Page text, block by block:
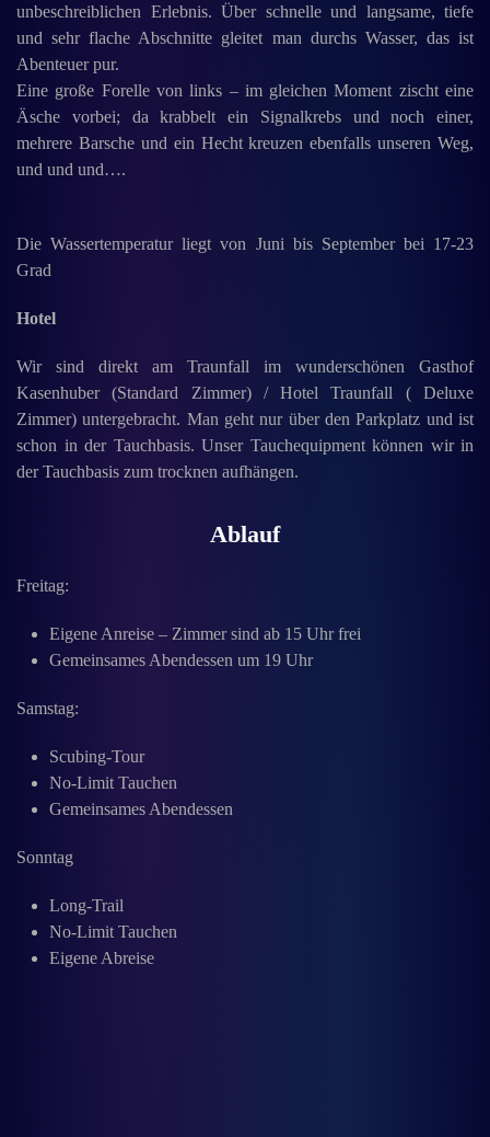
unbeschreiblichen Erlebnis. Über schnelle und langsame, tiefe
und sehr flache Abschnitte gleitet man durchs Wasser, das ist
Abenteuer pur.
Eine große Forelle von links – im gleichen Moment zischt eine
Äsche vorbei; da krabbelt ein Signalkrebs und noch einer,
mehrere Barsche und ein Hecht kreuzen ebenfalls unseren Weg,
und und und….
Die Wassertemperatur liegt von Juni bis September bei 17-23
Grad
Hotel
Wir sind direkt am Traunfall im wunderschönen Gasthof
Kasenhuber (Standard Zimmer) / Hotel Traunfall ( Deluxe
Zimmer) untergebracht. Man geht nur über den Parkplatz und ist
schon in der Tauchbasis. Unser Tauchequipment können wir in
der Tauchbasis zum trocknen aufhängen.
Ablauf
Freitag:
Eigene Anreise – Zimmer sind ab 15 Uhr frei
Gemeinsames Abendessen um 19 Uhr
Samstag:
Scubing-Tour
No-Limit Tauchen
Gemeinsames Abendessen
Sonntag
Long-Trail
No-Limit Tauchen
Eigene Abreise